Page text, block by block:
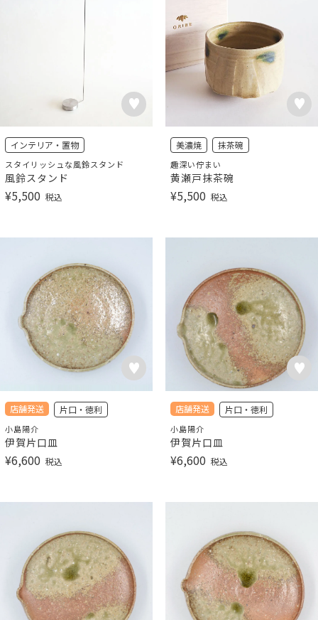
インテリア・置物
スタイリッシュな風鈴スタンド
風鈴スタンド
¥5,500 税込
美濃焼 抹茶碗
趣深い佇まい
黄瀬戸抹茶碗
¥5,500 税込
店舗発送 片口・徳利
小島陽介
伊賀片口皿
¥6,600 税込
店舗発送 片口・徳利
小島陽介
伊賀片口皿
¥6,600 税込